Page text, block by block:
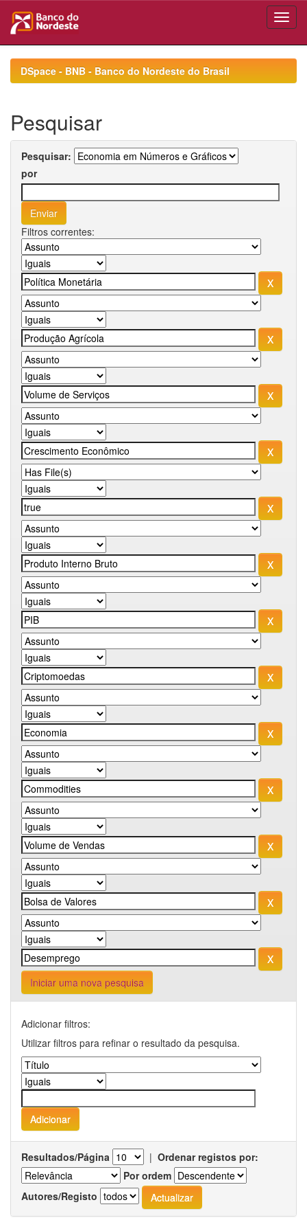
navigationDSpace - BNB - Banco do Nordeste do Brasil
Pesquisar
Pesquisar:
por
Filtros correntes:
Iniciar uma nova pesquisa
Adicionar filtros:
Utilizar filtros para refinar o resultado da pesquisa.
Resultados/Página | Ordenar registos por:
Por ordem
Autores/Registo